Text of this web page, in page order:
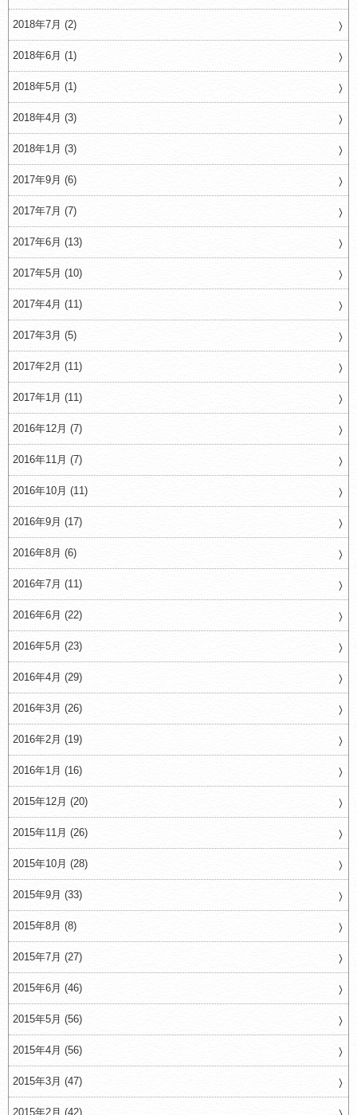
2018年7月 (2)
2018年6月 (1)
2018年5月 (1)
2018年4月 (3)
2018年1月 (3)
2017年9月 (6)
2017年7月 (7)
2017年6月 (13)
2017年5月 (10)
2017年4月 (11)
2017年3月 (5)
2017年2月 (11)
2017年1月 (11)
2016年12月 (7)
2016年11月 (7)
2016年10月 (11)
2016年9月 (17)
2016年8月 (6)
2016年7月 (11)
2016年6月 (22)
2016年5月 (23)
2016年4月 (29)
2016年3月 (26)
2016年2月 (19)
2016年1月 (16)
2015年12月 (20)
2015年11月 (26)
2015年10月 (28)
2015年9月 (33)
2015年8月 (8)
2015年7月 (27)
2015年6月 (46)
2015年5月 (56)
2015年4月 (56)
2015年3月 (47)
2015年2月 (42)